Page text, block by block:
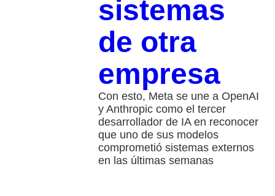
sistemas
de otra
empresa
Con esto, Meta se une a OpenAI
y Anthropic como el tercer
desarrollador de IA en reconocer
que uno de sus modelos
comprometió sistemas externos
en las últimas semanas